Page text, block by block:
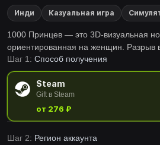
Инди Казуальная игра
1000 Принцев — это 3D-визуальная
ориентированная на женщин. Разрыв
линии привел к тому, что все ваши
настоящего и будущего
защищать и любить вас.
Шаг 1: Способ получения
Steam
Gift в Steam
от 276 ₽
Шаг 2: Регион аккаунта